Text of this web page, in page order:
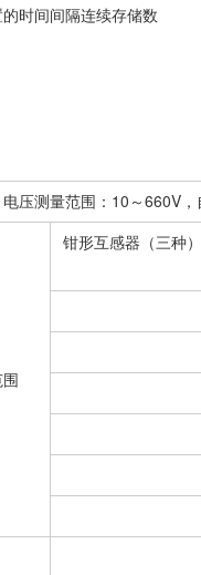
时间间隔连续存储数
电压测量范围：10～660V
钳形互感器（三种